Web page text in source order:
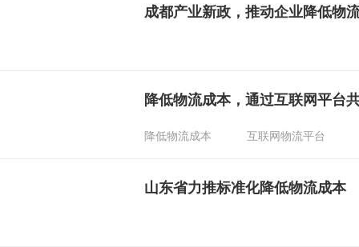
成都产业新政，推动企业降低物
降低物流成本，通过互联网平台
降低物流成本 互联网物流平台
山东省力推标准化降低物流成本